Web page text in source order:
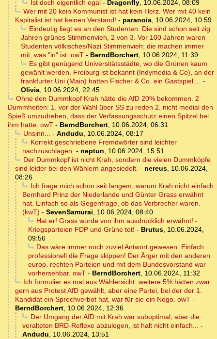
Ist doch eigentlich egal- Dragonfly, 10.06.2024, 08:09
Wer mit 20 kein Kommunist ist hat kein Herz. Wer mit 40 kein
Kapitalist ist hat keinen Verstand! - paranoia, 10.06.2024, 10:59
Eindeutig liegt es an den Studenten. Die sind schon seit zig
Jahren grünes Stimmenvieh, 2 von 3. Vor 100 Jahren waren
Studenten völkisches/Nazi Stimmenvieh: die machen immer
mit, was "in" ist. owT - BerndBorchert, 10.06.2024, 11:39
Es gibt genügend Universitätsstädte, wo die Grünen kaum
gewählt werden. Freiburg ist bekannt (Indymedia & Co), an der
frankfurter Uni (Main) hatten Fischer & Co. ein Gastspiel.... -
Olivia, 10.06.2024, 22:45
Ohne den Dummkopf Krah hätte die AfD 20% bekommen. 2
Dummheiten: 1. vor der Wahl über SS zu reden 2. nicht medial den
Spieß umzudrehen, dass der Verfassungsschutz einen Spitzel bei
ihm hatte. owT - BerndBorchert, 10.06.2024, 06:31
Unsinn... - Andudu, 10.06.2024, 08:17
Korrekt geschriebene Fremdwörter sind leichter
nachzuschlagen. - neptun, 10.06.2024, 15:51
Der Dummkopf ist nicht Krah, sondern die vielen Dummköpfe
sind leider bei den Wählern angesiedelt. - nereus, 10.06.2024,
08:26
Ich frage mich schon seit langem, warum Krah nicht einfach
Bernhard Prinz der Niederlande und Günter Grass erwähnt
hat. Einfach so als Gegenfrage, ob das Verbrecher waren.
(kwT) - SevenSamurai, 10.06.2024, 08:40
Hat er! Grass wurde von ihm ausdrücklich erwähnt! -
Kriegsparteien FDP und Grüne tot! - Brutus, 10.06.2024,
09:56
Das wäre immer noch zuviel Antwort gewesen. Einfach
professionell die Frage skippen! Der Ärger mit den anderen
europ. rechten Parteien und mit dem Bundesvorstand war
vorhersehbar. owT - BerndBorchert, 10.06.2024, 11:32
Ich formulier es mal aus Wählersicht: weitere 5% hätten zwar
gern aus Protest AfD gewählt, aber eine Partei, bei der der 1.
Kandidat ein Sprechverbot hat, war für sie ein Nogo. owT -
BerndBorchert, 10.06.2024, 12:36
Der Umgang der AfD mit Krah war suboptimal, aber die
veralteten BRD-Reflexe abzulegen, ist halt nicht einfach... -
Andudu, 10.06.2024, 13:51